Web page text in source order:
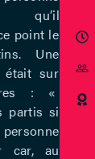
qu’il
point le
Une
était sur
: «
partis si
car, au